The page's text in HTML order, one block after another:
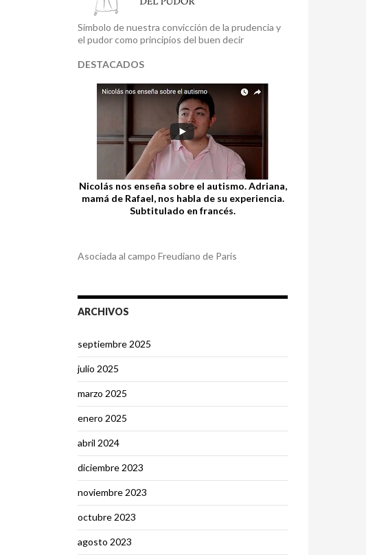
Símbolo de nuestra convicción de la prudencia y
el pudor como principios del buen decir
DESTACADOS
Nicolás nos enseña sobre el autismo. Adriana,
mamá de Rafael, nos habla de su experiencia.
Subtitulado en francés.
Asociada al campo Freudiano de Paris
ARCHIVOS
septiembre 2025
julio 2025
marzo 2025
enero 2025
abril 2024
diciembre 2023
noviembre 2023
octubre 2023
agosto 2023